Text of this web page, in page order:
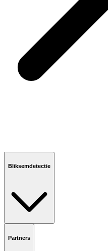
Bliksemdetectie
Partners